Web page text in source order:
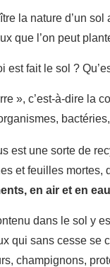
la nature d’un sol
que l’on peut
est fait le sol ?
», c’est-à-dire la
est une sorte de
et feuilles mortes,
en air et en eau
dans le sol y
qui sans cesse se
champignons,